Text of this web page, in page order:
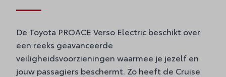
De Toyota PROACE Verso Electric beschikt over
een reeks geavanceerde
veiligheidsvoorzieningen waarmee je jezelf en
jouw passagiers beschermt. Zo heeft de Cruise